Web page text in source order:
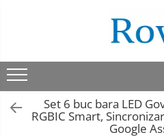
Set 6 buc bara LED
RGBIC Smart,
Google